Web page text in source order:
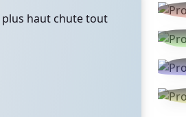
haut chute tout